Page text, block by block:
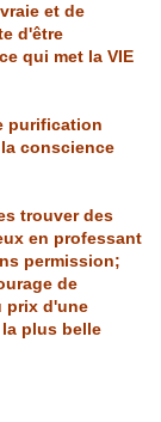
et de
d'être
qui met la VIE
purification
conscience
trouver des
en professant
permission;
de
prix d'une
plus belle